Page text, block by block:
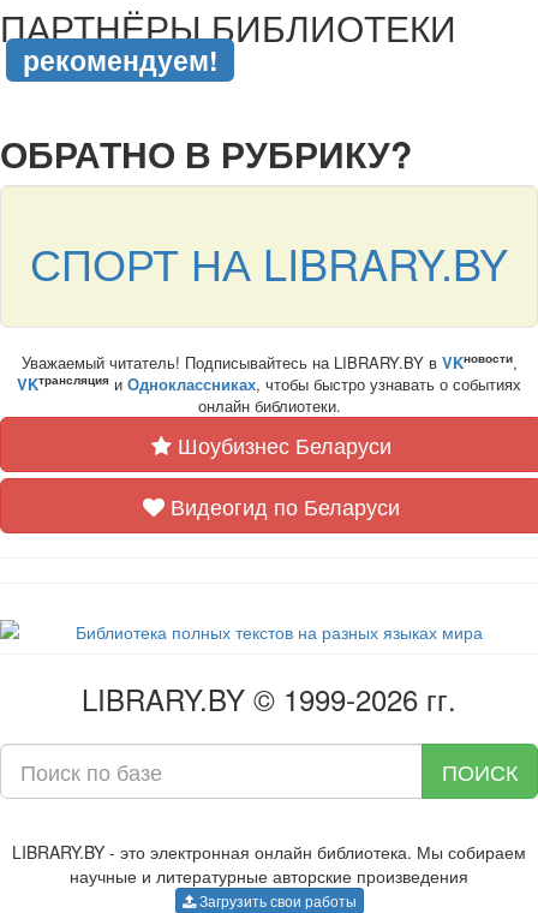
ПАРТНЁРЫ БИБЛИОТЕКИ
рекомендуем!
ОБРАТНО В РУБРИКУ?
СПОРТ НА LIBRARY.BY
Уважаемый читатель! Подписывайтесь на LIBRARY.BY в VKновости,
VKтрансляция и Одноклассниках, чтобы быстро узнавать о событиях
онлайн библиотеки.
Шоубизнес Беларуси
Видеогид по Беларуси
LIBRARY.BY © 1999-2026 гг.
ПОИСК
LIBRARY.BY - это электронная онлайн библиотека. Мы собираем
научные и литературные авторские произведения
Загрузить свои работы